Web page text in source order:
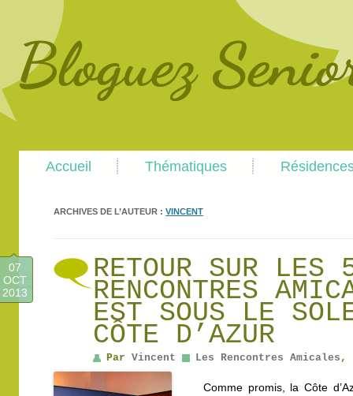
menuAccueil Thématiques
ARCHIVES DE L’AUTEUR : VINCENT
RETOUR SUR LES
RENCONTRES
EST SOUS LE
CÔTE D’AZUR
07
OCT
2013
Par Vincent Les Rencontres Amicales ,
Comme promis, la Côte